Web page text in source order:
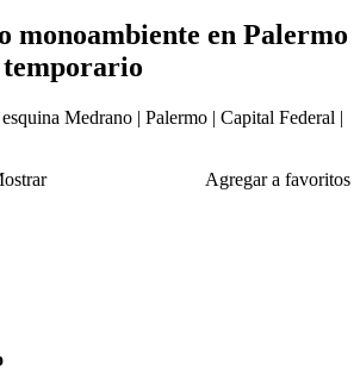
monoambiente en Palermo
Medrano | Palermo | Capital Federal |
Agregar a favoritos